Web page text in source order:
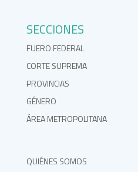
SECCIONES
FUERO FEDERAL
CORTE SUPREMA
PROVINCIAS
GÉNERO
ÁREA METROPOLITANA
QUIÉNES SOMOS